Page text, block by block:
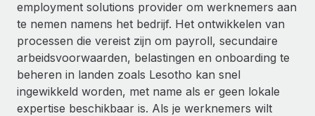
employment solutions provider om werknemers aan
te nemen namens het bedrijf. Het ontwikkelen van
processen die vereist zijn om payroll, secundaire
arbeidsvoorwaarden, belastingen en onboarding te
beheren in landen zoals Lesotho kan snel
ingewikkeld worden, met name als er geen lokale
expertise beschikbaar is. Als je werknemers wilt